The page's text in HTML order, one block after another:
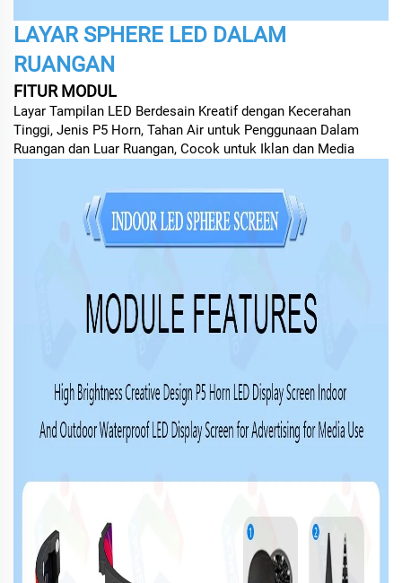
LAYAR SPHERE LED DALAM
RUANGAN
FITUR MODUL
Layar Tampilan LED Berdesain Kreatif dengan Kecerahan
Tinggi, Jenis P5 Horn, Tahan Air untuk Penggunaan Dalam
Ruangan dan Luar Ruangan, Cocok untuk Iklan dan Media